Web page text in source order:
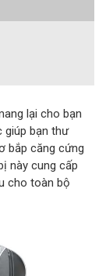
lại cho bạn
giúp bạn thư
bắp căng cứng
này cung cấp
cho toàn bộ